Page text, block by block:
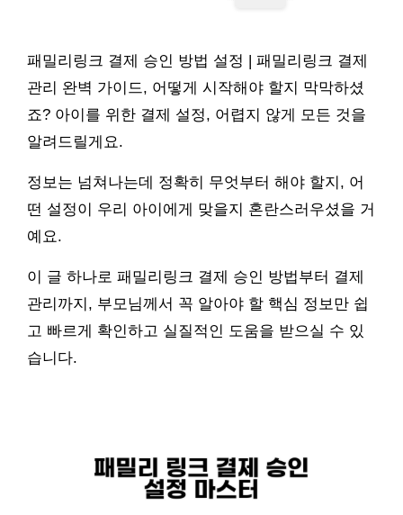
패밀리링크 결제 승인 방법 설정 | 패밀리링크 결제
관리 완벽 가이드, 어떻게 시작해야 할지 막막하셨
죠? 아이를 위한 결제 설정, 어렵지 않게 모든 것을
알려드릴게요.
정보는 넘쳐나는데 정확히 무엇부터 해야 할지, 어
떤 설정이 우리 아이에게 맞을지 혼란스러우셨을 거
예요.
이 글 하나로 패밀리링크 결제 승인 방법부터 결제
관리까지, 부모님께서 꼭 알아야 할 핵심 정보만 쉽
고 빠르게 확인하고 실질적인 도움을 받으실 수 있
습니다.